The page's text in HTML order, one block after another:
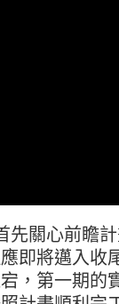
先關心前瞻
即將邁入收
，第一期的